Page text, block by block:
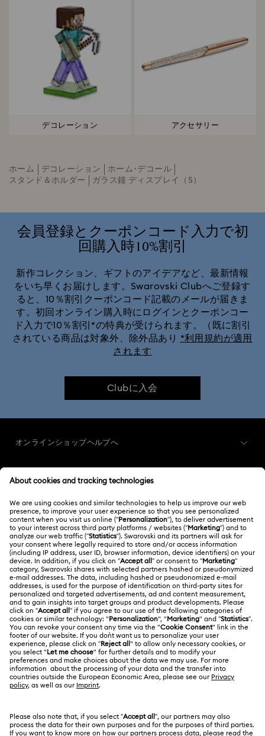
デコレーション アクセサリー
ホーム デコレーション
ホーム･デコール
スタンド＆ホルダー
ガラス鐘 ディスプレイ（S）
会員登録とクーポンコード入力で初
回購入時10%割引
新作コレクション、ギフトのアイデアなど、最新情報
をいち早くお届けします。Swarovski Clubへご登録す
ると、10％割引クーポンコード記載のメールが届きま
す。初回オンライン購入時にログインとクーポンコー
ド入力で10％割引*の特典が受けられます。（既に割引
されている商品は対象外、除外品あり *利用規約が適用
されます
Clubに入会
オンラインショップヘルプへ
ご注文状況
ギフトカード残高
配送
返品と交換
修理状況
お問い合わせ
サイズについて
来店予約
新規登録
Swarovski Club
Swarovski Crystal Society (SCS)
スワロフスキーについて
Swarovskiについて
採用情報
Alumni Community
プロフェッショナル向け
サイトマップ
Swarovski Created Diamonds ラボラトリー・グロウン・ダイヤ
モンド
サイトについて
利用条件
利用規約
プライバシーポリシー
日本
日本語
English